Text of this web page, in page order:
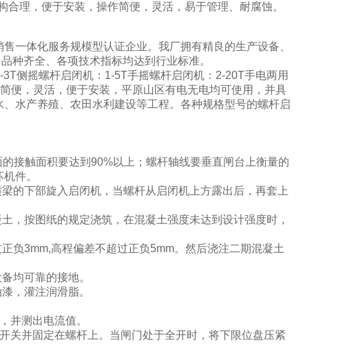
理，便于安装，操作简便，灵活，易于管理、耐腐蚀。
一体化服务规模型认证企业。我厂拥有精良的生产设备、
种齐全、各项技术指标均达到行业标准。
侧摇螺杆启闭机：1-5T手摇螺杆启闭机：2-20T手电两用
便，灵活，便于安装，平原山区有电无电均可使用，并具
水产养殖、农田水利建设等工程。各种规格型号的螺杆启
接触面积要达到90%以上；螺杆轴线要垂直闸台上衡量的
件。
的下部旋入启闭机，当螺杆从启闭机上方露出后，再套上
，按图纸的规定浇筑，在混凝土强度未达到设计强度时，
负3mm,高程偏差不超过正负5mm。然后浇注二期混凝土
均可靠的接地。
，灌注润滑脂。
并测出电流值。
关并固定在螺杆上。当闸门处于全开时，将下限位盘压紧